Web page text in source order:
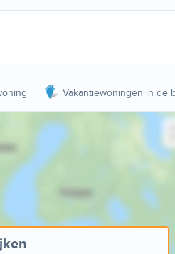
Vakantiewoningen in de